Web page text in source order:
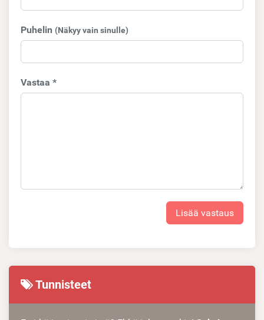
Puhelin (Näkyy vain sinulle)
Vastaa *
Lisää vastaus
Tunnisteet